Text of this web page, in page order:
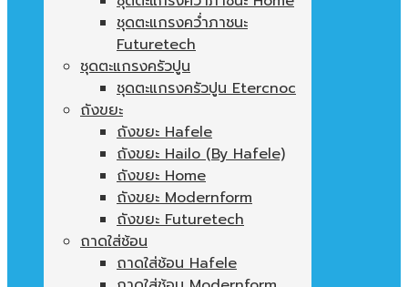
ชุดตะแกรงคว่ำภาชนะ
Futuretech
ชุดตะแกรงครัวปูน
ชุดตะแกรงครัวปูน Etercnoc
ถังขยะ
ถังขยะ Hafele
ถังขยะ Hailo (By Hafele)
ถังขยะ Home
ถังขยะ Modernform
ถังขยะ Futuretech
ถาดใส่ช้อน
ถาดใส่ช้อน Hafele